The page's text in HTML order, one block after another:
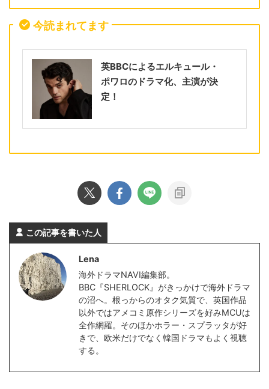
今読まれてます
英BBCによるエルキュール・
ポワロのドラマ化、主演が決
定！
この記事を書いた人
Lena
海外ドラマNAVI編集部。
BBC『SHERLOCK』がきっかけで海外ドラマ
の沼へ。根っからのオタク気質で、英国作品
以外ではアメコミ原作シリーズを好みMCUは
全作網羅。そのほかホラー・スプラッタが好
きで、欧米だけでなく韓国ドラマもよく視聴
する。